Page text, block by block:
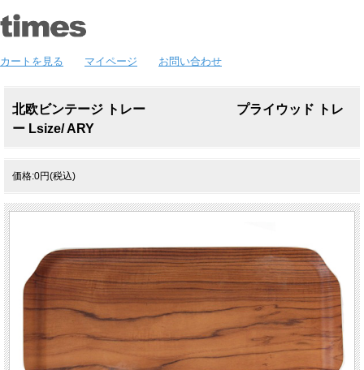
カートを見る マイページ お問い合わせ
北欧ビンテージ トレー プライウッド トレ
ー Lsize/ ARY
価格:0円(税込)